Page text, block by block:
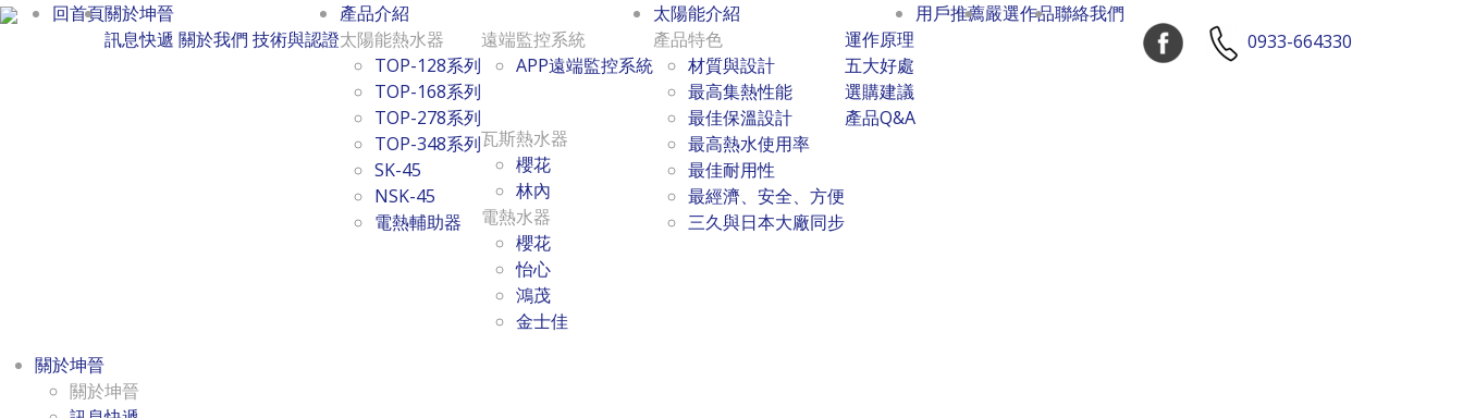
回首頁關於坤晉
訊息快遞 關於我們 技術與認證
產品介紹
太陽能熱水器
TOP-128系列
TOP-168系列
TOP-278系列
TOP-348系列
SK-45
NSK-45
電熱輔助器
遠端監控系統
APP遠端監控系統
瓦斯熱水器
櫻花
林內
電熱水器
櫻花
怡心
鴻茂
金士佳
太陽能介紹
產品特色
材質與設計
最高集熱性能
最佳保溫設計
最高熱水使用率
最佳耐用性
最經濟、安全、方便
三久與日本大廠同步
運作原理
五大好處
選購建議
產品Q&A
用戶推薦嚴選作品聯絡我們
0933-664330
關於坤晉
關於坤晉